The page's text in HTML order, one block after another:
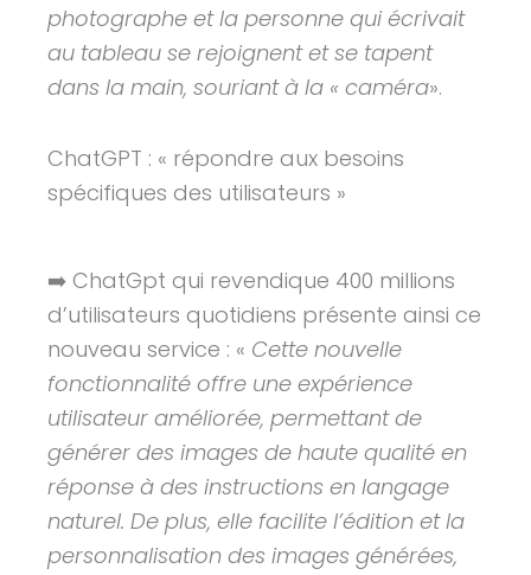
photographe et la personne qui écrivait
au tableau se rejoignent et se tapent
dans la main, souriant à la « caméra».
ChatGPT : « répondre aux besoins
spécifiques des utilisateurs »
➡️ ChatGpt qui revendique 400 millions
d’utilisateurs quotidiens présente ainsi ce
nouveau service : « Cette nouvelle
fonctionnalité offre une expérience
utilisateur améliorée, permettant de
générer des images de haute qualité en
réponse à des instructions en langage
naturel. De plus, elle facilite l’édition et la
personnalisation des images générées,